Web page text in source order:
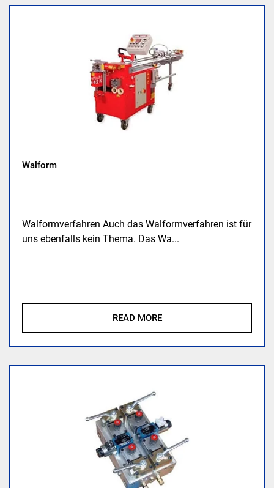
Walform
Walformverfahren Auch das Walformverfahren ist für
uns ebenfalls kein Thema. Das Wa...
READ MORE